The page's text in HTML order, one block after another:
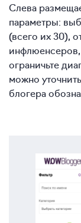
Слева
параметры:
(всего их 30),
инфлюенсеров,
ограничьте
можно
блогера